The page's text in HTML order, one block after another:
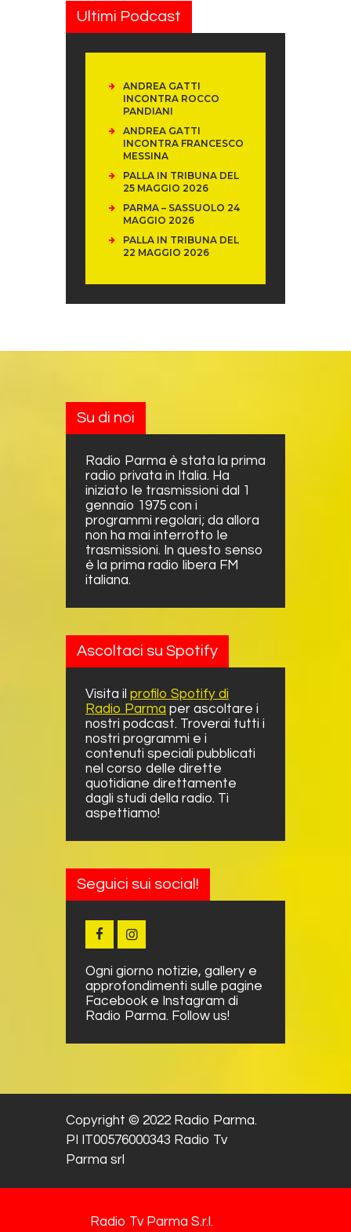
Ultimi Podcast
ANDREA GATTI
INCONTRA ROCCO
PANDIANI
ANDREA GATTI
INCONTRA FRANCESCO
MESSINA
PALLA IN TRIBUNA DEL
25 MAGGIO 2026
PARMA – SASSUOLO 24
MAGGIO 2026
PALLA IN TRIBUNA DEL
22 MAGGIO 2026
Su di noi
Radio Parma è stata la prima
radio privata in Italia. Ha
iniziato le trasmissioni dal 1
gennaio 1975 con i
programmi regolari; da allora
non ha mai interrotto le
trasmissioni. In questo senso
è la prima radio libera FM
italiana.
Ascoltaci su Spotify
Visita il profilo Spotify di
Radio Parma per ascoltare i
nostri podcast. Troverai tutti i
nostri programmi e i
contenuti speciali pubblicati
nel corso delle dirette
quotidiane direttamente
dagli studi della radio. Ti
aspettiamo!
Seguici sui social!
Ogni giorno notizie, gallery e
approfondimenti sulle pagine
Facebook e Instagram di
Radio Parma. Follow us!
Copyright © 2022 Radio Parma.
PI IT00576000343 Radio Tv
Parma srl
Radio Tv Parma S.r.l.